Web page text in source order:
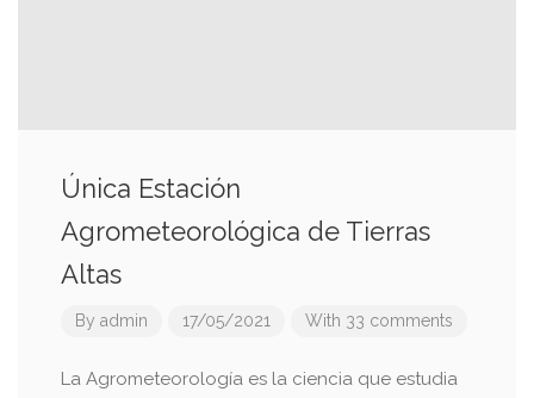
Única Estación
Agrometeorológica de Tierras
Altas
By admin 17/05/2021 With 33 comments
La Agrometeorología es la ciencia que estudia